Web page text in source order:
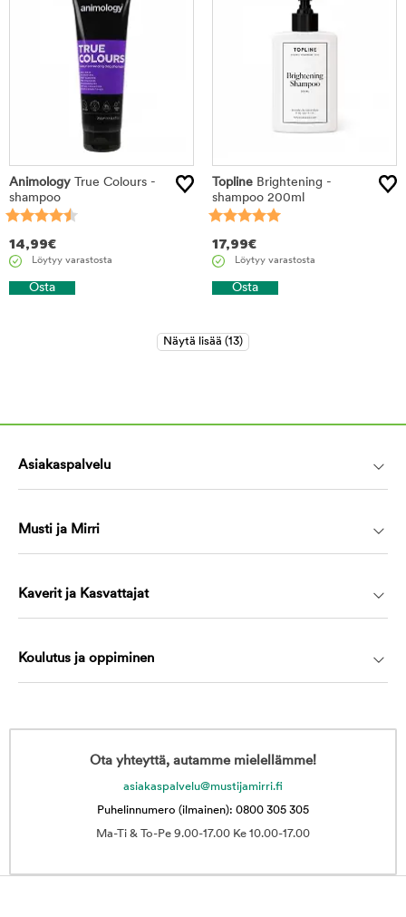
Animology True Colours -
shampoo
14,99€
Löytyy varastosta
Osta
Topline Brightening -
shampoo 200ml
17,99€
Löytyy varastosta
Osta
Asiakaspalvelu
Musti ja Mirri
Kaverit ja Kasvattajat
Koulutus ja oppiminen
Ota yhteyttä, autamme mielellämme!
asiakaspalvelu@mustijamirri.fi
Puhelinnumero (ilmainen): 0800 305 305
Ma-Ti & To-Pe 9.00-17.00 Ke 10.00-17.00